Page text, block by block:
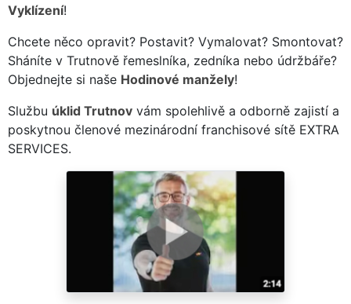
Vyklízení!
Chcete něco opravit? Postavit? Vymalovat? Smontovat?
Sháníte v Trutnově řemeslníka, zedníka nebo údržbáře?
Objednejte si naše Hodinové manžely!
Službu úklid Trutnov vám spolehlivě a odborně zajistí a
poskytnou členové mezinárodní franchisové sítě EXTRA
SERVICES.